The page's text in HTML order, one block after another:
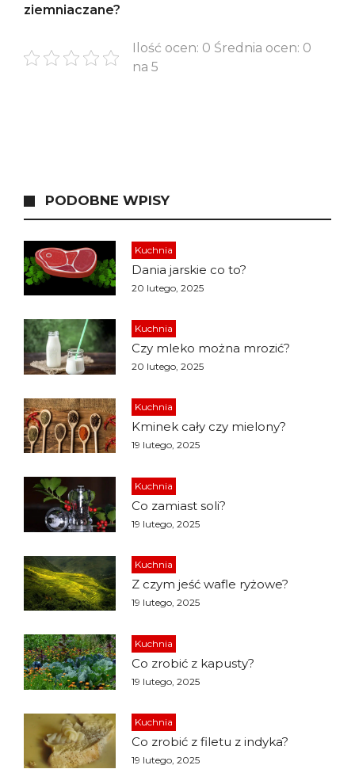
ziemniaczane?
Ilość ocen: 0 Średnia ocen: 0
na 5
PODOBNE WPISY
Kuchnia
Dania jarskie co to?
20 lutego, 2025
Kuchnia
Czy mleko można mrozić?
20 lutego, 2025
Kuchnia
Kminek cały czy mielony?
19 lutego, 2025
Kuchnia
Co zamiast soli?
19 lutego, 2025
Kuchnia
Z czym jeść wafle ryżowe?
19 lutego, 2025
Kuchnia
Co zrobić z kapusty?
19 lutego, 2025
Kuchnia
Co zrobić z filetu z indyka?
19 lutego, 2025